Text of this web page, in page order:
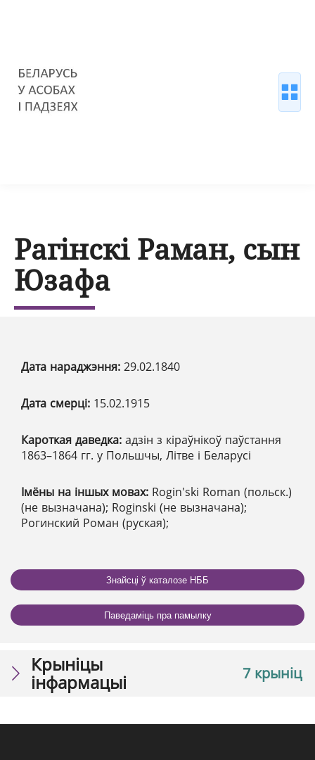
Рагінскі Раман, сын
Юзафа
Дата нараджэння: 29.02.1840
Дата смерці: 15.02.1915
Кароткая даведка: адзін з кіраўнікоў паўстання
1863–1864 гг. у Польшчы, Літве і Беларусі
Імёны на іншых мовах: Rogin'ski Roman (польск.)
(не вызначана); Roginski (не вызначана);
Рогинский Роман (руская);
Знайсці ў каталозе НББ
Паведаміць пра памылку
7 крыніц
Крыніцы
інфармацыі